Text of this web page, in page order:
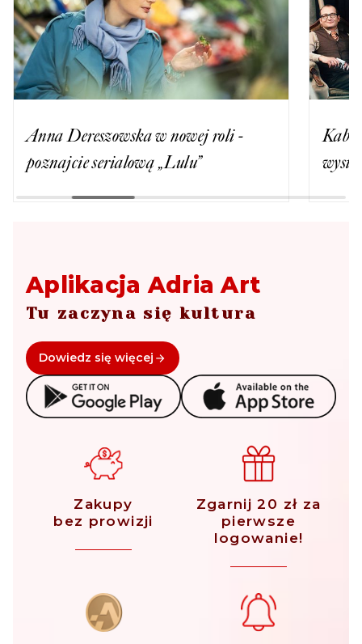
Anna Dereszowska w nowej roli -
poznajcie serialową „Lulu”
Aplikacja Adria Art
Tu zaczyna się kultura
Dowiedz się więcej
Zakupy
bez prowizji
Zgarnij 20 zł za
pierwsze
logowanie!